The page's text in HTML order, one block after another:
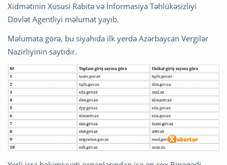
Xidmətinin Xüsusi Rabitə və İnformasiya Təhlükəsizliyi
Dövlət Agentliyi məlumat yayıb.
Məlumata görə, bu siyahıda ilk yerdə Azərbaycan Vergilər
Nazirliyinin saytıdır.